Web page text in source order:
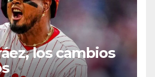
los cambios